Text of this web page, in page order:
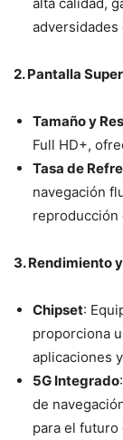
adversidades
2. Pantalla
Tamaño y
Full HD+,
Tasa de
navegación
reproducción
3. Rendimiento
Chipset:
proporciona
aplicaciones
5G Integrado
de
para el futuro